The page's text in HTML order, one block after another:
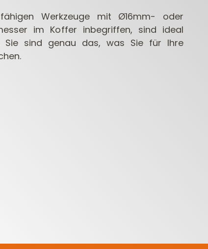
Werkzeuge mit Ø16mm- oder
im Koffer inbegriffen, sind ideal
Sie sind genau das, was Sie für Ihre